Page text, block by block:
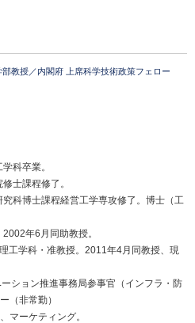
教授／内閣府 上席科学技術政策フェロー
科卒業。
士課程修了。
科博士課程経営工学専攻修了。博士（工
年6月同助教授。
工学科・准教授。2011年4月同教授、現
ション推進事務局参事官（インフラ・防
（非常勤）
マーケティング。